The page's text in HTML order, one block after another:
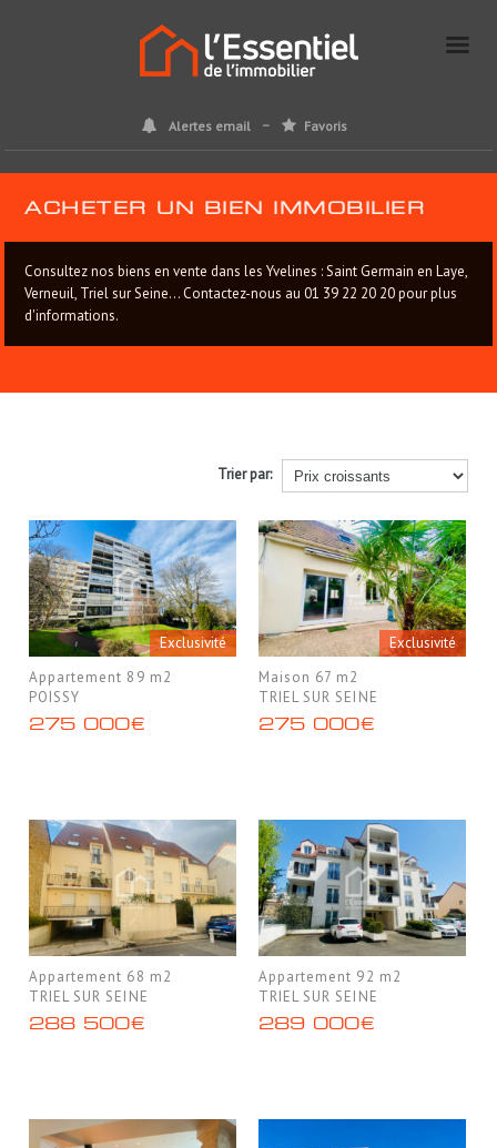
Alertes email Favoris
ACHETER UN BIEN IMMOBILIER
Consultez nos biens en vente dans les Yvelines : Saint Germain en Laye,
Verneuil, Triel sur Seine... Contactez-nous au 01 39 22 20 20 pour plus
d'informations.
Trier par:
Exclusivité
Appartement 89 m2
POISSY
275 000€
Exclusivité
Maison 67 m2
TRIEL SUR SEINE
275 000€
Appartement 68 m2
TRIEL SUR SEINE
288 500€
Appartement 92 m2
TRIEL SUR SEINE
289 000€